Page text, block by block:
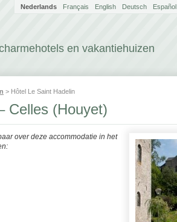
en vakantiehuizen
Nederlands Français English Deutsch Español
> Hôtel Le Saint Hadelin
Celles (Houyet)
over deze accommodatie in het